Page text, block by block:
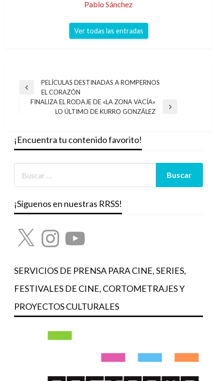
Pablo Sánchez
Ver todas las entradas
Navegación
entradas
Entrada
anterior
PELÍCULAS DESTINADAS A ROMPERNOS
EL CORAZÓN
FINALIZA EL RODAJE DE «LA ZONA VACÍA»
LO ÚLTIMO DE KURRO GONZÁLEZ
¡Encuentra tu contenido favorito!
¡Síguenos en nuestras RRSS!
X InstagramYouTube
SERVICIOS DE PRENSA PARA CINE, SERIES,
FESTIVALES DE CINE, CORTOMETRAJES Y
PROYECTOS CULTURALES